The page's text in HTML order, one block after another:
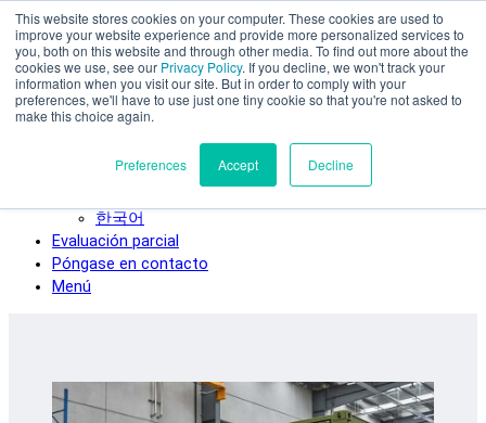
This website stores cookies on your computer. These cookies are used to
improve your website experience and provide more personalized services to
you, both on this website and through other media. To find out more about the
cookies we use, see our Privacy Policy. If you decline, we won't track your
information when you visit our site. But in order to comply with your
preferences, we'll have to use just one tiny cookie so that you're not asked to
make this choice again.
Preferences Accept Decline
Ir al contenido principal
SPEE3D
Español
English
Deutsch
Italiano
한국어
Evaluación parcial
Póngase en contacto
Menú